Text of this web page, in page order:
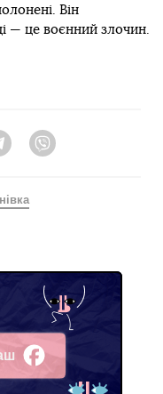
Він
— це воєнний злочин.
Telegram